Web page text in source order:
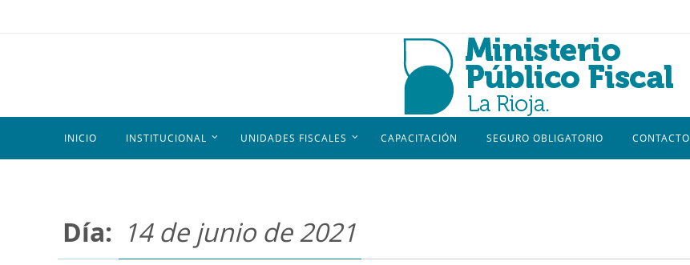
INICIO INSTITUCIONAL UNIDADES FISCALES CAPACITACIÓN SEGURO OBLIGATORIO CONTACTO
Día: 14 de junio de 2021